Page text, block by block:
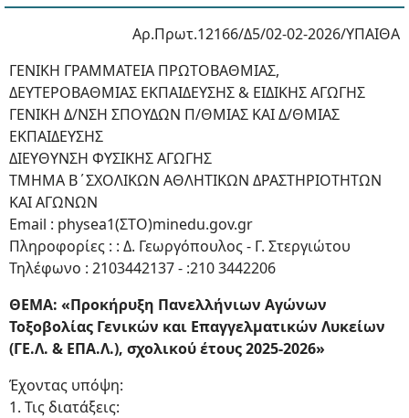
Αρ.Πρωτ.12166/Δ5/02-02-2026/ΥΠΑΙΘΑ
ΓΕΝΙΚΗ ΓΡΑΜΜΑΤΕΙΑ ΠΡΩΤΟΒΑΘΜΙΑΣ,
ΔΕΥΤΕΡΟΒΑΘΜΙΑΣ ΕΚΠΑΙΔΕΥΣΗΣ & ΕΙΔΙΚΗΣ ΑΓΩΓΗΣ
ΓΕΝΙΚΗ Δ/ΝΣΗ ΣΠΟΥΔΩΝ Π/ΘΜΙΑΣ ΚΑΙ Δ/ΘΜΙΑΣ
ΕΚΠΑΙΔΕΥΣΗΣ
ΔΙΕΥΘΥΝΣΗ ΦΥΣΙΚΗΣ ΑΓΩΓΗΣ
ΤΜΗΜΑ Β΄ΣΧΟΛΙΚΩΝ ΑΘΛΗΤΙΚΩΝ ΔΡΑΣΤΗΡΙΟΤΗΤΩΝ
ΚΑΙ ΑΓΩΝΩΝ
Email : physea1(ΣΤΟ)minedu.gov.gr
Πληροφορίες : : Δ. Γεωργόπουλος - Γ. Στεργιώτου
Τηλέφωνο : 2103442137 - :210 3442206
ΘΕΜΑ: «Προκήρυξη Πανελλήνιων Αγώνων
Τοξοβολίας Γενικών και Επαγγελματικών Λυκείων
(ΓΕ.Λ. & ΕΠΑ.Λ.), σχολικού έτους 2025-2026»
Έχοντας υπόψη:
1. Τις διατάξεις: